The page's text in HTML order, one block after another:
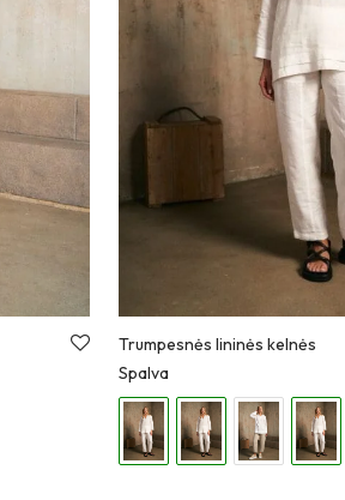
Trumpesnės lininės kelnės
Spalva